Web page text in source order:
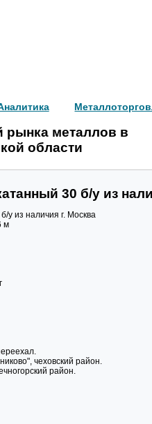
рынка металлов в
области
30 б/у из
у из наличия г. Москва
м
чеховский район.
район.